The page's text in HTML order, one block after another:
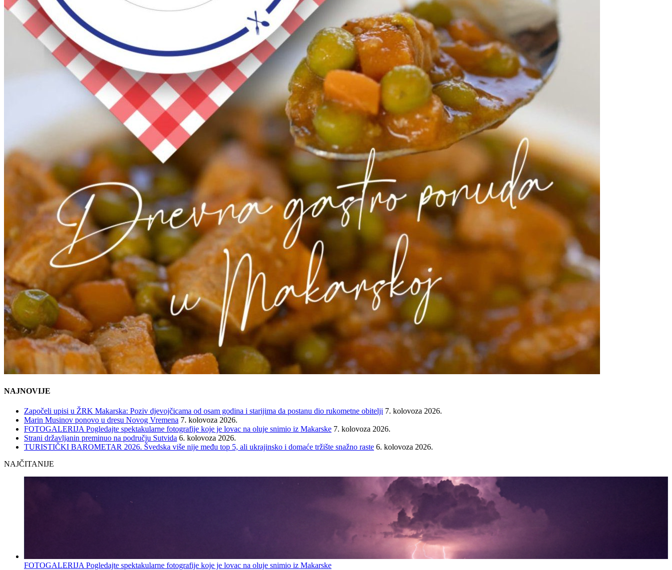
NAJNOVIJE
Započeli upisi u ŽRK Makarska: Poziv djevojčicama od osam godina i starijima da postanu dio rukometne obitelji 7. kolovoza 2026.
Marin Musinov ponovo u dresu Novog Vremena 7. kolovoza 2026.
FOTOGALERIJA Pogledajte spektakularne fotografije koje je lovac na oluje snimio iz Makarske 7. kolovoza 2026.
Strani državljanin preminuo na području Sutvida 6. kolovoza 2026.
TURISTIČKI BAROMETAR 2026. Švedska više nije među top 5, ali ukrajinsko i domaće tržište snažno raste 6. kolovoza 2026.
NAJČITANIJE
FOTOGALERIJA Pogledajte spektakularne fotografije koje je lovac na oluje snimio iz Makarske